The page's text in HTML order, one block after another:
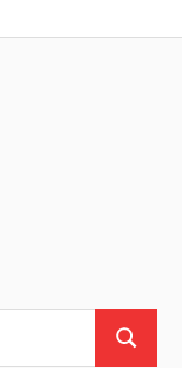
Suchen